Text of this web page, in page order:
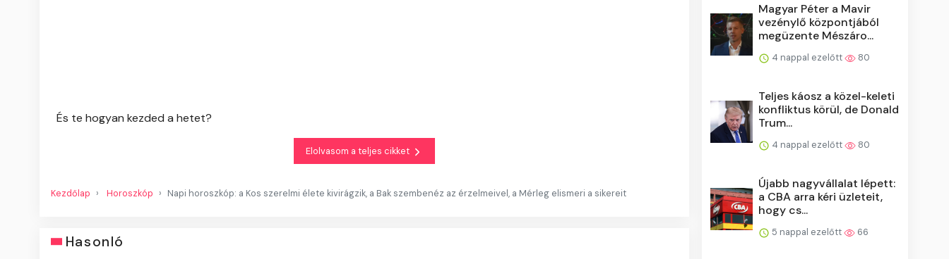
És te hogyan kezded a hetet?
Elolvasom a teljes cikket
Kezdőlap Horoszkóp Napi horoszkóp: a Kos szerelmi élete kivirágzik, a Bak szembenéz az érzelmeivel, a Mérleg elismeri a sikereit
Hasonló
Magyar Péter a Mavir
vezénylő központjából
megüzente Mészáro...
4 nappal ezelőtt 80
Teljes káosz a közel-keleti
konfliktus körül, de Donald
Trum...
4 nappal ezelőtt 80
Újabb nagyvállalat lépett:
a CBA arra kéri üzleteit,
hogy cs...
5 nappal ezelőtt 66